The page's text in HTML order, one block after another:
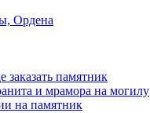
Ордена
заказать памятник
и мрамора на могилу
на памятник